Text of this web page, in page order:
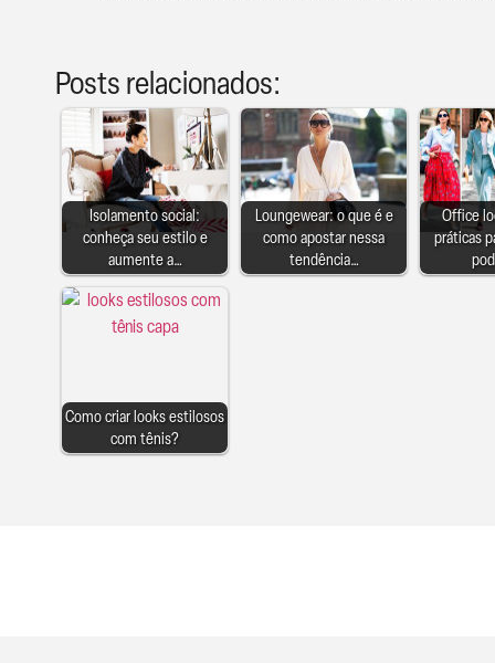
Posts relacionados:
Isolamento social:
conheça seu estilo e
aumente a…
Loungewear: o que é e
como apostar nessa
tendência…
Office
práticas
Como criar looks estilosos
com tênis?